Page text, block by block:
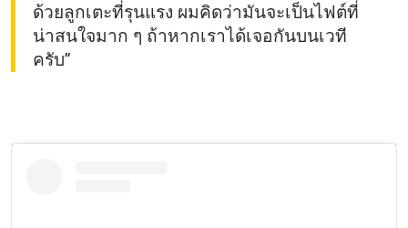
ด้วยลูกเตะที่รุนแรง ผมคิดว่ามันจะเป็นไฟต์ที่
น่าสนใจมาก ๆ ถ้าหากเราได้เจอกันบนเวที
ครับ”